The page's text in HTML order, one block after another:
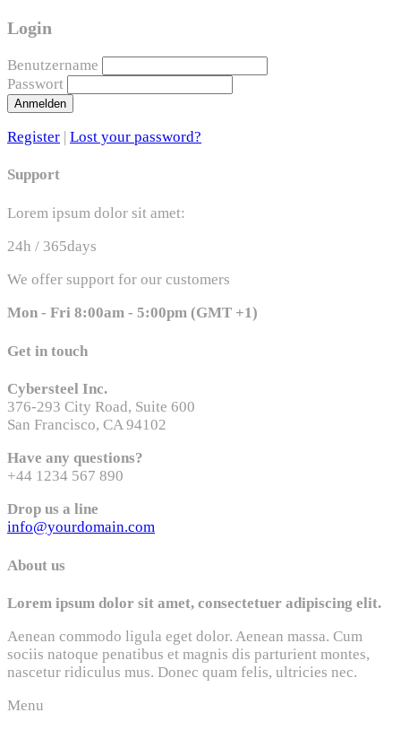
Login
Benutzername
Passwort
Anmelden
Register | Lost your password?
Support
Lorem ipsum dolor sit amet:
24h / 365days
We offer support for our customers
Mon - Fri 8:00am - 5:00pm (GMT +1)
Get in touch
Cybersteel Inc.
376-293 City Road, Suite 600
San Francisco, CA 94102
Have any questions?
+44 1234 567 890
Drop us a line
info@yourdomain.com
About us
Lorem ipsum dolor sit amet, consectetuer adipiscing elit.
Aenean commodo ligula eget dolor. Aenean massa. Cum
sociis natoque penatibus et magnis dis parturient montes,
nascetur ridiculus mus. Donec quam felis, ultricies nec.
Menu